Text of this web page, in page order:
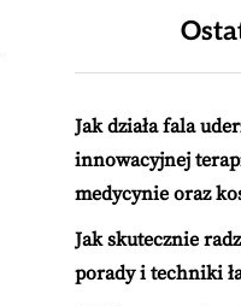
Jak działa fala
innowacyjnej
medycynie oraz
Jak skutecznie
porady i techniki